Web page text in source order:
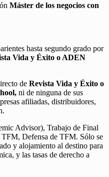
Máster de los negocios con
hasta segundo grado por
Vida y Éxito o ADEN
de Revista Vida y Éxito o
ni de ninguna de sus
afiliadas, distribuidores,
Advisor), Trabajo de Final
Defensa de TFM. Sólo se
y alojamiento al destino para
y las tasas de derecho a